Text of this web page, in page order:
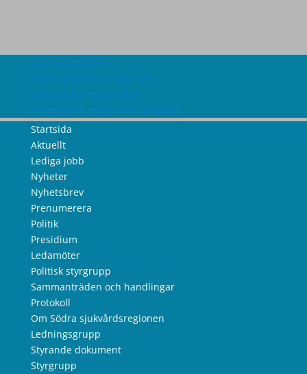
Om webbplatsen
Tillgänglighetsredogörelse
Information om cookies
Information om personuppgifter
Startsida
Aktuellt
Lediga jobb
Nyheter
Nyhetsbrev
Prenumerera
Politik
Presidium
Ledamöter
Politisk styrgrupp
Sammanträden och handlingar
Protokoll
Om Södra sjukvårdsregionen
Ledningsgrupp
Styrande dokument
Styrgrupp